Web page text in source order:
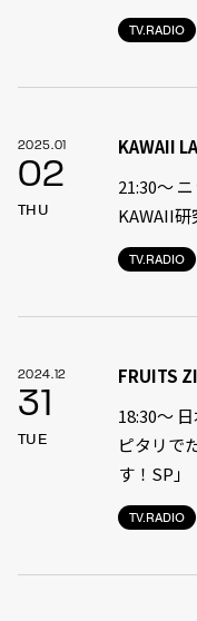
TV.RADIO
2025.01
02
THU
TV.RADIO
KAWAII
21:30〜
KAWAII研
2024.12
31
TUE
TV.RADIO
FRUITS
18:30〜
ピタリで
す！SP」